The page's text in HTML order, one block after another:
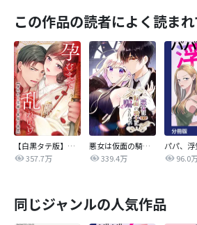
この作品の読者によく読ま
【白黒タテ版】孕むまで乱れいけ～身代わり花嫁と軍服の猛愛
357.7万
悪女は仮面の騎士に騙されない
339.4万
96.0
同じジャンルの人気作品